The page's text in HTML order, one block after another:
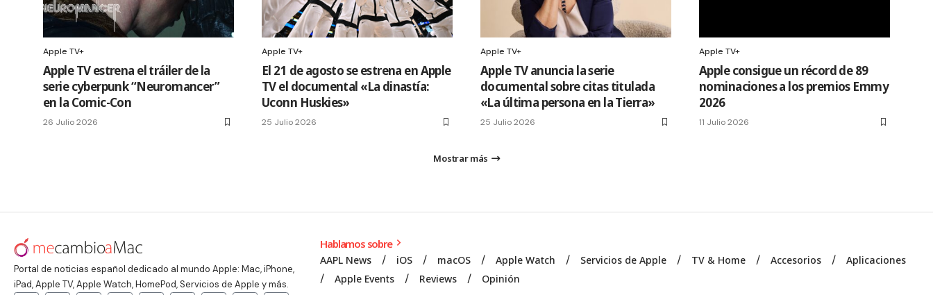
Apple TV+
Apple TV estrena el tráiler de la
serie cyberpunk “Neuromancer”
en la Comic-Con
26 Julio 2026
Apple TV+
El 21 de agosto se estrena en Apple
TV el documental «La dinastía:
Uconn Huskies»
25 Julio 2026
Apple TV+
Apple TV anuncia la serie
documental sobre citas titulada
«La última persona en la Tierra»
25 Julio 2026
Apple TV+
Apple consigue un récord de 89
nominaciones a los premios Emmy
2026
11 Julio 2026
Mostrar más
Portal de noticias español dedicado al mundo Apple: Mac, iPhone,
iPad, Apple TV, Apple Watch, HomePod, Servicios de Apple y más.
Hablamos sobre
AAPL News iOS macOS Apple Watch Servicios de Apple TV & Home Accesorios
Aplicaciones
Apple Events
Reviews Opinión